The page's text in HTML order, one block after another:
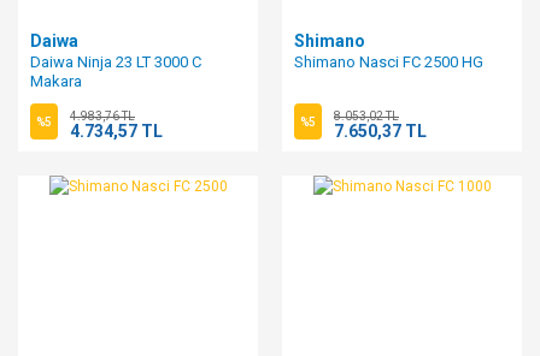
Daiwa
Daiwa Ninja 23 LT 3000 C
Makara
%5 4.983,76 TL
4.734,57 TL
Shimano
Shimano Nasci FC 2500 HG
%5 8.053,02 TL
7.650,37 TL